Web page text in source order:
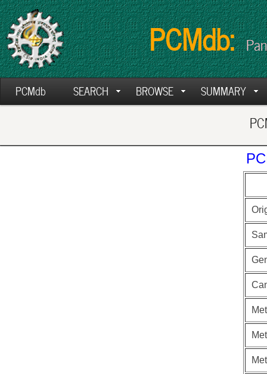
PCMdb:
PCMdb SEARCH BROWSE SUMMARY